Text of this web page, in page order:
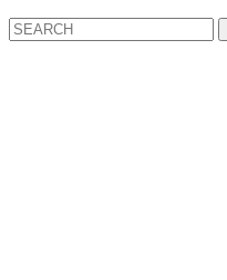
Search
for: